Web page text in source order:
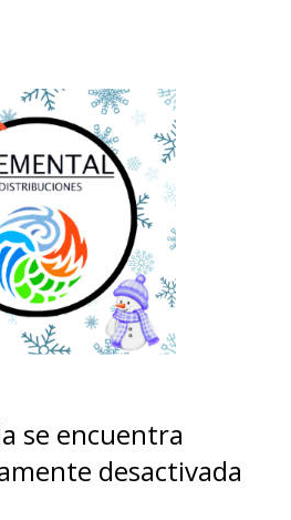
se encuentra
desactivada